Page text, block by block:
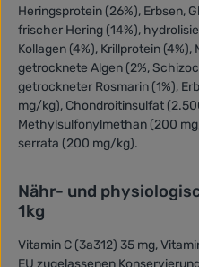
Heringsprotein (26%), Erbsen,
frischer Hering (14%),
Kollagen (4%), Krillprotein (4%),
getrocknete Algen (2%,
getrockneter Rosmarin (1%),
mg/kg), Chondroitinsulfat
Methylsulfonylmethan (200
serrata (200 mg/kg).
Nähr- und
1kg
Vitamin C (3a312) 35 mg,
EU zugelassenen